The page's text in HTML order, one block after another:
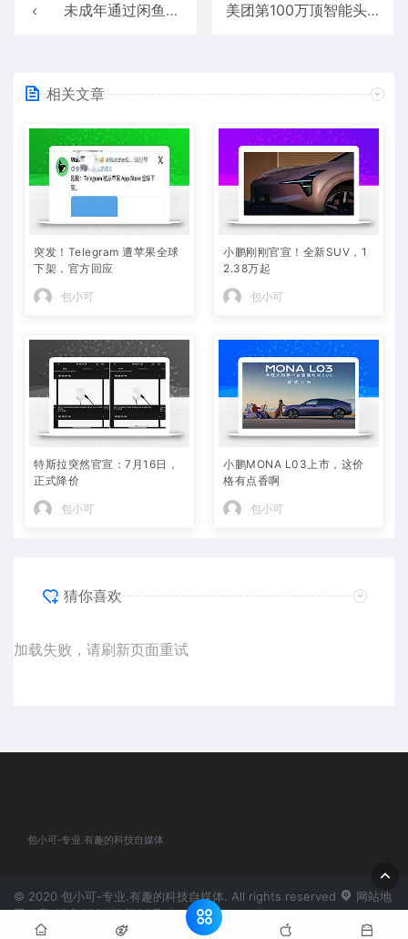
未成年通过闲鱼代打车套现家里上万元 网友：闲鱼还是太全面了 美团第100万顶智能头盔交付：自带碰撞检测、蓝牙耳机
相关文章
突发！Telegram 遭苹果全球
下架，官方回应
包小可
小鹏刚刚官宣！全新SUV，1
2.38万起
包小可
特斯拉突然官宣：7月16日，
正式降价
包小可
小鹏MONA L03上市，这价
格有点香啊
包小可
猜你喜欢
加载失败，请刷新页面重试
包小可-专业.有趣的科技自媒体
© 2020 包小可-专业.有趣的科技自媒体. All rights reserved
网站地
图
粤ICP备2024184932号-1